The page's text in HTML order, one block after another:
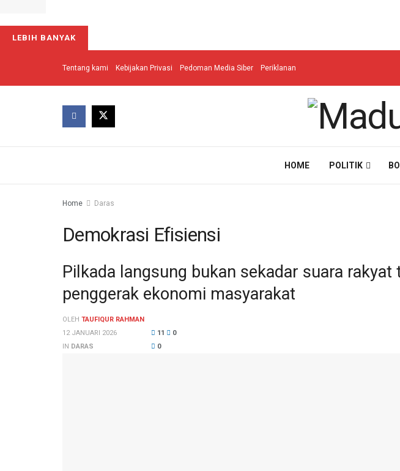
LEBIH BANYAK
Tentang kami Kebijakan Privasi Pedoman Media Siber Periklanan
HOME POLITIK
Home Daras
Demokrasi Efisiensi
Pilkada langsung bukan sekadar suara
penggerak ekonomi masyarakat
OLEH TAUFIQUR RAHMAN
12 JANUARI 2026
IN DARAS
11
0
0